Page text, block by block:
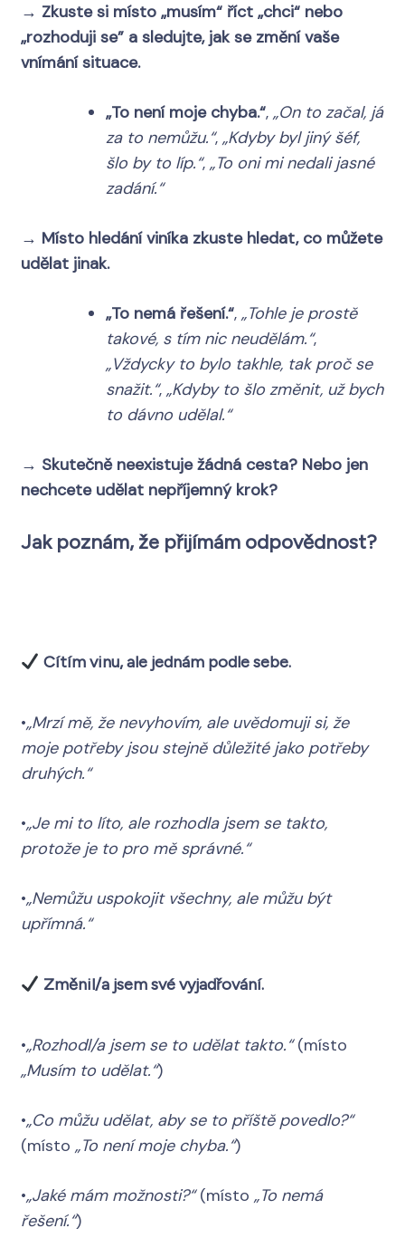
→ Zkuste si místo „musím“ říct „chci“ nebo
„rozhoduji se” a sledujte, jak se změní vaše
vnímání situace.
„To není moje chyba.“, „On to začal, já
za to nemůžu.“, „Kdyby byl jiný šéf,
šlo by to líp.“, „To oni mi nedali jasné
zadání.“
→ Místo hledání viníka zkuste hledat, co můžete
udělat jinak.
„To nemá řešení.“, „Tohle je prostě
takové, s tím nic neudělám.“,
„Vždycky to bylo takhle, tak proč se
snažit.“, „Kdyby to šlo změnit, už bych
to dávno udělal.“
→ Skutečně neexistuje žádná cesta? Nebo jen
nechcete udělat nepříjemný krok?
Jak poznám, že přijímám odpovědnost?
Cítím vinu, ale jednám podle sebe.
•„Mrzí mě, že nevyhovím, ale uvědomuji si, že
moje potřeby jsou stejně důležité jako potřeby
druhých.“
•„Je mi to líto, ale rozhodla jsem se takto,
protože je to pro mě správné.“
•„Nemůžu uspokojit všechny, ale můžu být
upřímná.“
Změnil/a jsem své vyjadřování.
•„Rozhodl/a jsem se to udělat takto.“(místo
„Musím to udělat.“)
•„Co můžu udělat, aby se to příště povedlo?“
(místo „To není moje chyba.“)
•„Jaké mám možnosti?“(místo „To nemá
řešení.“)